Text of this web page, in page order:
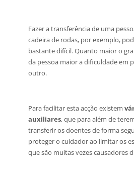
Fazer a transferência de uma
cadeira de rodas, por exemplo,
bastante difícil. Quanto maior o
da pessoa maior a dificuldade em
outro.
Para facilitar esta acção existem
auxiliares, que para além de
transferir os doentes de forma
proteger o cuidador ao limitar os
que são muitas vezes causadores